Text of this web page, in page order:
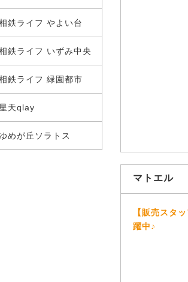
鉄ライフ やよい台
鉄ライフ いずみ中央
鉄ライフ 緑園都市
天qlay
ゆめが丘ソラトス
マトエル
【販売スタ
躍中♪